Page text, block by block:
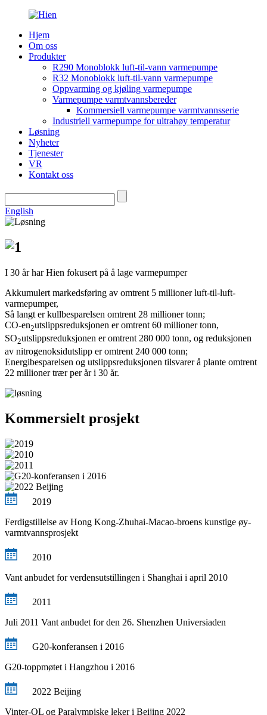
Hjem
Om oss
Produkter
R290 Monoblokk luft-til-vann varmepumpe
R32 Monoblokk luft-til-vann varmepumpe
Oppvarming og kjøling varmepumpe
Varmepumpe varmtvannsbereder
Kommersiell varmepumpe varmtvannsserie
Industriell varmepumpe for ultrahøy temperatur
Løsning
Nyheter
Tjenester
VR
Kontakt oss
English
I 30 år har Hien fokusert på å lage varmepumper
Akkumulert markedsføring av omtrent 5 millioner luft-til-luft-
varmepumper,
Så langt er kullbesparelsen omtrent 28 millioner tonn;
CO-en2utslippsreduksjonen er omtrent 60 millioner tonn,
SO2utslippsreduksjonen er omtrent 280 000 tonn, og reduksjonen
av nitrogenoksidutslipp er omtrent 240 000 tonn;
Energibesparelsen og utslippsreduksjonen tilsvarer å plante omtrent
22 millioner trær per år i 30 år.
Kommersielt prosjekt
2019
Ferdigstillelse av Hong Kong-Zhuhai-Macao-broens kunstige øy-
varmtvannsprosjekt
2010
Vant anbudet for verdensutstillingen i Shanghai i april 2010
2011
Juli 2011 Vant anbudet for den 26. Shenzhen Universiaden
G20-konferansen i 2016
G20-toppmøtet i Hangzhou i 2016
2022 Beijing
Vinter-OL og Paralympiske leker i Beijing 2022